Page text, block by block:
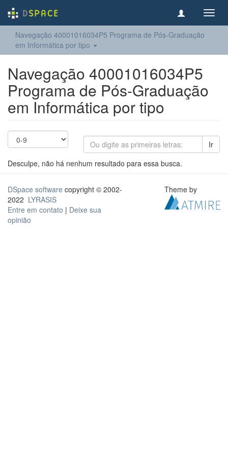
Navegação 40001016034P5 Programa de Pós-Graduação
em Informática por tipo
Navegação 40001016034P5
Programa de Pós-Graduação
em Informática por tipo
Ir
Desculpe, não há nenhum resultado para essa busca.
DSpace software copyright © 2002-
2022 LYRASIS
Entre em contato | Deixe sua
opinião
Theme by